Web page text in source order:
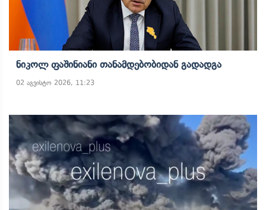
Ნიკოლ Ფაშინიანი Თანამდებობიდან Გადადგა
02 აგვისტო 2026, 11:23